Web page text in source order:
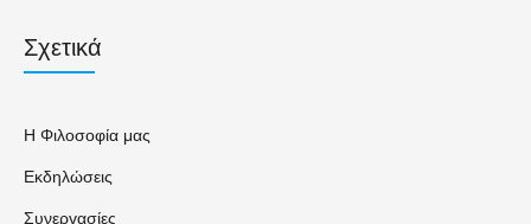
Σχετικά
Η Φιλοσοφία μας
Εκδηλώσεις
Συνεργασίες